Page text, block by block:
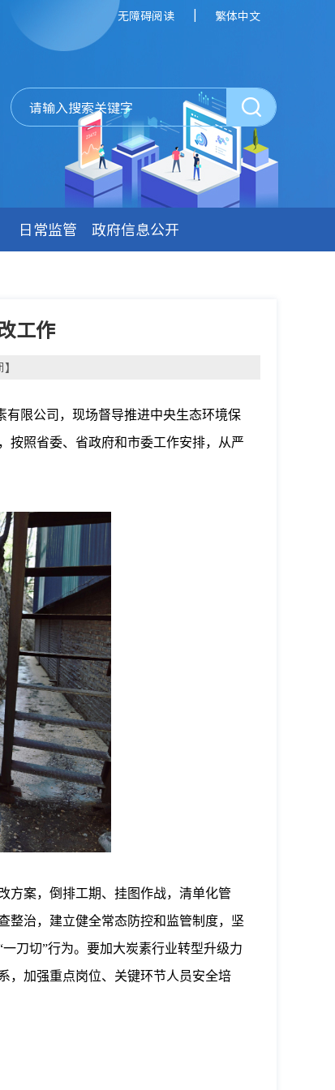
无障碍阅读 | 繁体中文
日常监管 政府信息公开
工作
】
有限公司，现场督导推进中央生态环境保
按照省委、省政府和市委工作安排，从严
方案，倒排工期、挂图作战，清单化管
整治，建立健全常态防控和监管制度，坚
刀切”行为。要加大炭素行业转型升级力
，加强重点岗位、关键环节人员安全培